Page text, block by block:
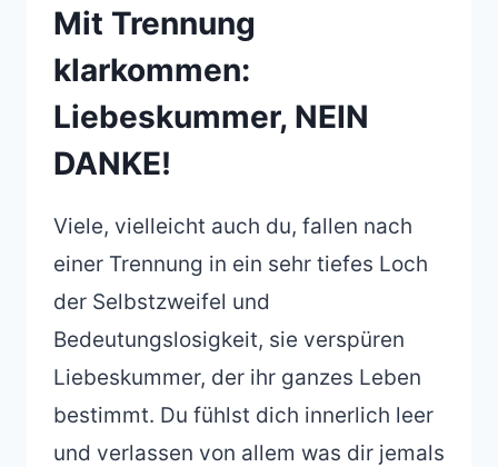
Mit Trennung
klarkommen:
Liebeskummer, NEIN
DANKE!
Viele, vielleicht auch du, fallen nach
einer Trennung in ein sehr tiefes Loch
der Selbstzweifel und
Bedeutungslosigkeit, sie verspüren
Liebeskummer, der ihr ganzes Leben
bestimmt. Du fühlst dich innerlich leer
und verlassen von allem was dir jemals